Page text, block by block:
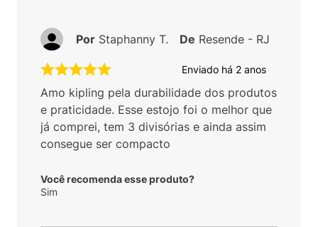
Enviado há 2 anos
Amo kipling pela durabilidade dos produtos
e praticidade. Esse estojo foi o melhor que
já comprei, tem 3 divisórias e ainda assim
consegue ser compacto
Você recomenda esse produto?
Sim
Por Staphanny T. De Resende - RJ